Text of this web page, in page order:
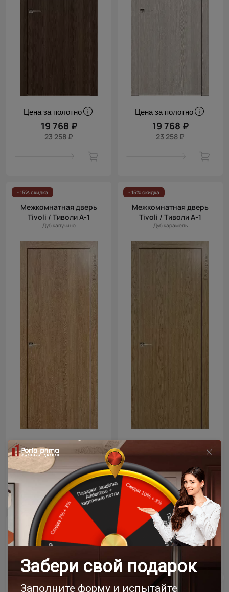
Цена за полотно
19 768 ₽
23 258 ₽
Цена за полотно
19 768 ₽
23 258 ₽
- 15% скидка
Межкомнатная дверь
Tivoli / Тиволи А-1
Дуб капучино
Цена за полотно
19 768 ₽
23 258 ₽
- 15% скидка
Межкомнатная дверь
Tivoli / Тиволи А-1
Дуб карамель
23 258 ₽
- 15% скидка
Межкомнатная дверь
Венге Нуар
- 15% скидка
Межкомнатная дверь
Tivoli / Тиволи А-1